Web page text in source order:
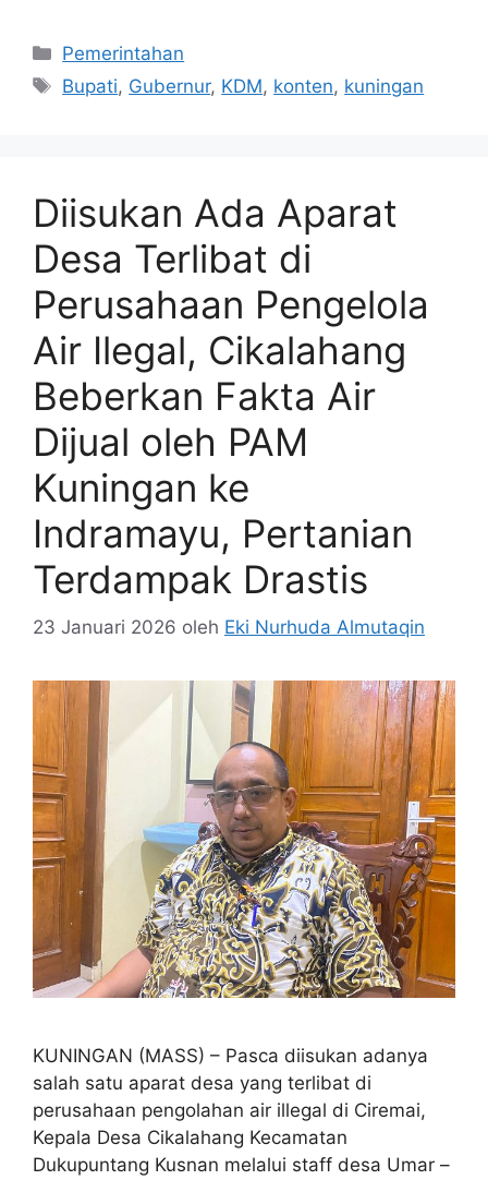
Kategori
Pemerintahan
Tag
Bupati, Gubernur, KDM, konten, kuningan
Diisukan Ada Aparat
Desa Terlibat di
Perusahaan Pengelola
Air Ilegal, Cikalahang
Beberkan Fakta Air
Dijual oleh PAM
Kuningan ke
Indramayu, Pertanian
Terdampak Drastis
23 Januari 2026 oleh Eki Nurhuda Almutaqin
KUNINGAN (MASS) – Pasca diisukan adanya
salah satu aparat desa yang terlibat di
perusahaan pengolahan air illegal di Ciremai,
Kepala Desa Cikalahang Kecamatan
Dukupuntang Kusnan melalui staff desa Umar –